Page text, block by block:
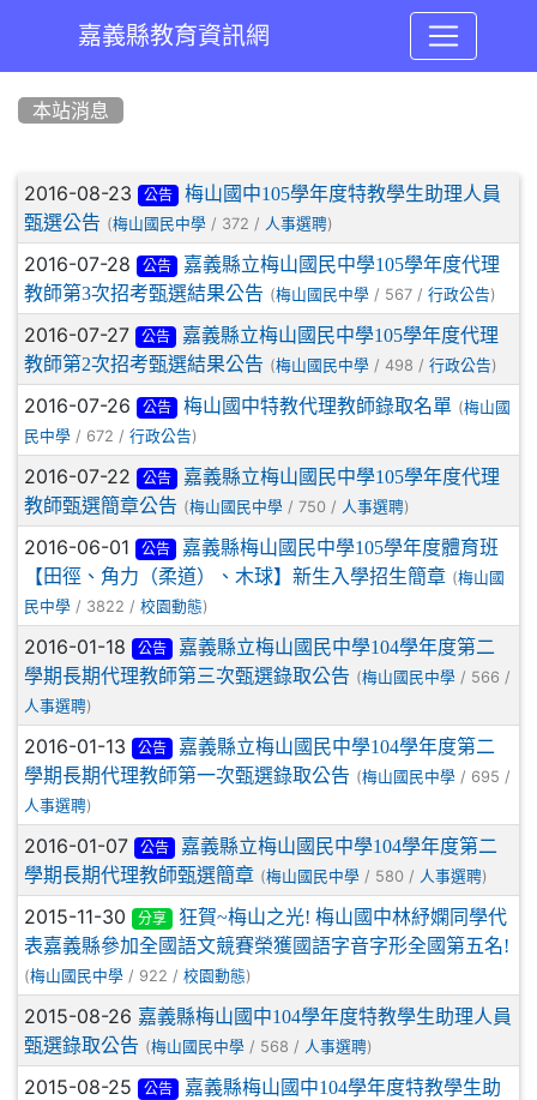
嘉義縣教育資訊網
本站消息
文章列表
2016-08-23 公告
梅山國中105學年度特教學生助理人員
甄選公告 (梅山國民中學 / 372 / 人事選聘)
2016-07-28 公告
嘉義縣立梅山國民中學105學年度代理
教師第3次招考甄選結果公告 (梅山國民中學 / 567 / 行政公告)
2016-07-27 公告
嘉義縣立梅山國民中學105學年度代理
教師第2次招考甄選結果公告 (梅山國民中學 / 498 / 行政公告)
2016-07-26 公告 梅山國中特教代理教師錄取名單 (梅山國
民中學 / 672 / 行政公告)
2016-07-22 公告
嘉義縣立梅山國民中學105學年度代理
教師甄選簡章公告 (梅山國民中學 / 750 / 人事選聘)
2016-06-01 公告
嘉義縣梅山國民中學105學年度體育班
【田徑、角力（柔道）、木球】新生入學招生簡章 (梅山國
民中學 / 3822 / 校園動態)
2016-01-18 公告
嘉義縣立梅山國民中學104學年度第二
學期長期代理教師第三次甄選錄取公告 (梅山國民中學 / 566 /
人事選聘)
2016-01-13 公告
嘉義縣立梅山國民中學104學年度第二
學期長期代理教師第一次甄選錄取公告 (梅山國民中學 / 695 /
人事選聘)
2016-01-07 公告
嘉義縣立梅山國民中學104學年度第二
學期長期代理教師甄選簡章 (梅山國民中學 / 580 / 人事選聘)
2015-11-30 分享
狂賀~梅山之光! 梅山國中林紓嫻同學代
表嘉義縣參加全國語文競賽榮獲國語字音字形全國第五名!
(梅山國民中學 / 922 / 校園動態)
2015-08-26 嘉義縣梅山國中104學年度特教學生助理人員
甄選錄取公告 (梅山國民中學 / 568 / 人事選聘)
2015-08-25 公告
嘉義縣梅山國中104學年度特教學生助